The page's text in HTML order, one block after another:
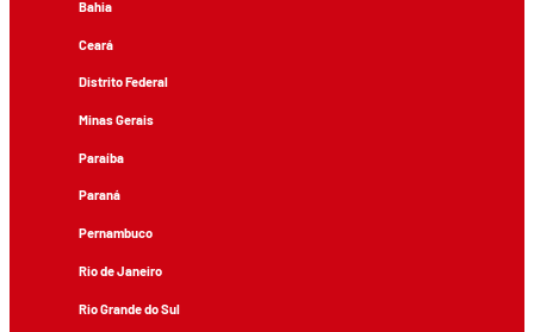
Bahia
Ceará
Distrito Federal
Minas Gerais
Paraíba
Paraná
Pernambuco
Rio de Janeiro
Rio Grande do Sul